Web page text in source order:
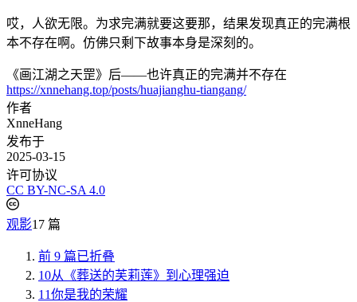
哎，人欲无限。为求完满就要这要那，结果发现真正的完满根
本不存在啊。仿佛只剩下故事本身是深刻的。
《画江湖之天罡》后——也许真正的完满并不存在
https://xnnehang.top/posts/huajianghu-tiangang/
作者
XnneHang
发布于
2025-03-15
许可协议
CC BY-NC-SA 4.0
观影17 篇
前 9 篇已折叠
10从《葬送的芙莉莲》到心理强迫
11你是我的荣耀